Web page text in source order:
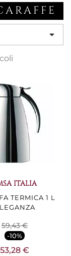

ITALIA
TERMICA 1 L
59,43 €
-10%
53,28 €